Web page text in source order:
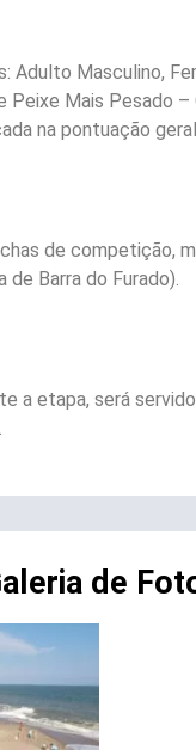
Masculino,
Peixe Mais Pesado
na pontuação
de competição,
Barra do Furado).
a etapa, será
de